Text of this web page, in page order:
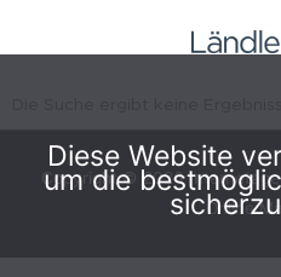
Copyright © 2026
Online
Diese Website
um die